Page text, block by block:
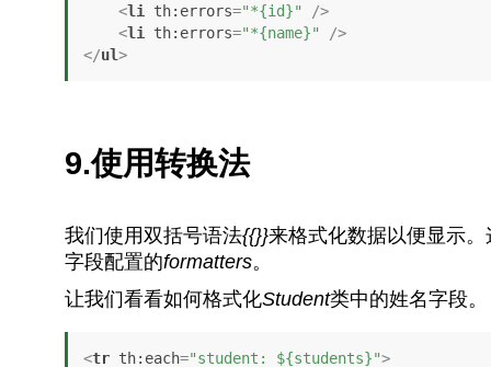
<li th:errors="*{id}"
/>
<li th:errors="*{name}"
/>
</ul>
9.使用转换法
我们使用双括号语法{{}}来格式化数据以便显示
字段配置的formatters。
让我们看看如何格式化Student类中的姓名字段。
<tr th:each="student: ${students}">